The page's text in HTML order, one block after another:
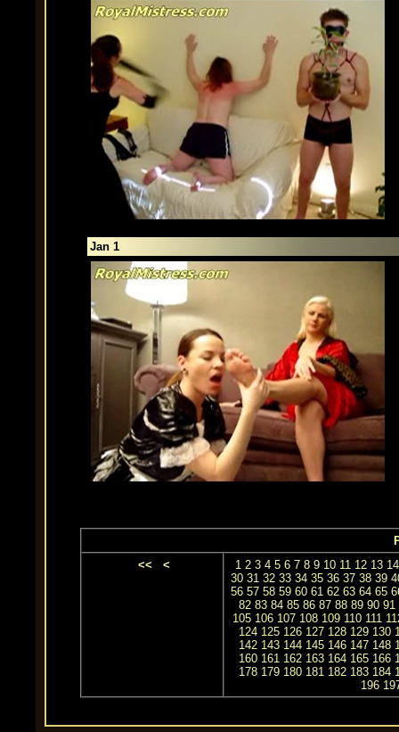
Jan 1
<<
< 1 2 3 4 5 6 7 8 9 10 11 12 13 14
30 31 32 33 34 35 36 37 38 39
56 57 58 59 60 61 62 63 64 65
82 83 84 85 86 87 88 89 90 91
105 106 107 108 109 110 111
124 125 126 127 128 129 130
142 143 144 145 146 147 148
160 161 162 163 164 165 166
178 179 180 181 182 183 184
196